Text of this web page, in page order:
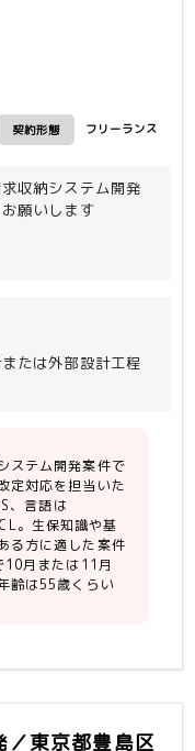
契約形態 フリーランス
収納システム開発
お願いします
PLUS、JCL
たは外部設計工程
良好／能動的に動
3年以上）
ステム開発の経験
直接行った経験
ステム開発案件で
定対応を担当いた
、言語は
。生保知識や基
る方に適した案件
10月または11月
齢は55歳くらい
／東京都豊島区